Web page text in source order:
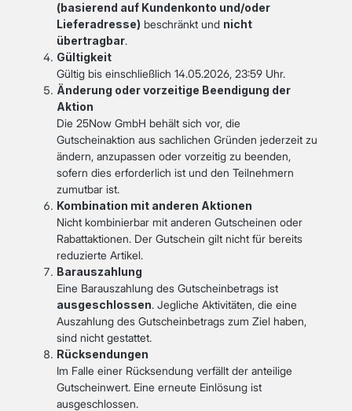
(basierend auf Kundenkonto und/oder
Lieferadresse) beschränkt und nicht
übertragbar.
Gültigkeit
Gültig bis einschließlich 14.05.2026, 23:59 Uhr.
Änderung oder vorzeitige Beendigung der
Aktion
Die 25Now GmbH behält sich vor, die
Gutscheinaktion aus sachlichen Gründen jederzeit zu
ändern, anzupassen oder vorzeitig zu beenden,
sofern dies erforderlich ist und den Teilnehmern
zumutbar ist.
Kombination mit anderen Aktionen
Nicht kombinierbar mit anderen Gutscheinen oder
Rabattaktionen. Der Gutschein gilt nicht für bereits
reduzierte Artikel.
Barauszahlung
Eine Barauszahlung des Gutscheinbetrags ist
ausgeschlossen. Jegliche Aktivitäten, die eine
Auszahlung des Gutscheinbetrags zum Ziel haben,
sind nicht gestattet.
Rücksendungen
Im Falle einer Rücksendung verfällt der anteilige
Gutscheinwert. Eine erneute Einlösung ist
ausgeschlossen.